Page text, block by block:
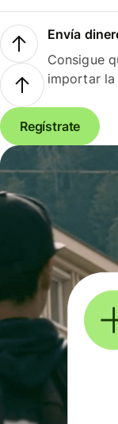
Envía
Consigue
importar la
Regístrate